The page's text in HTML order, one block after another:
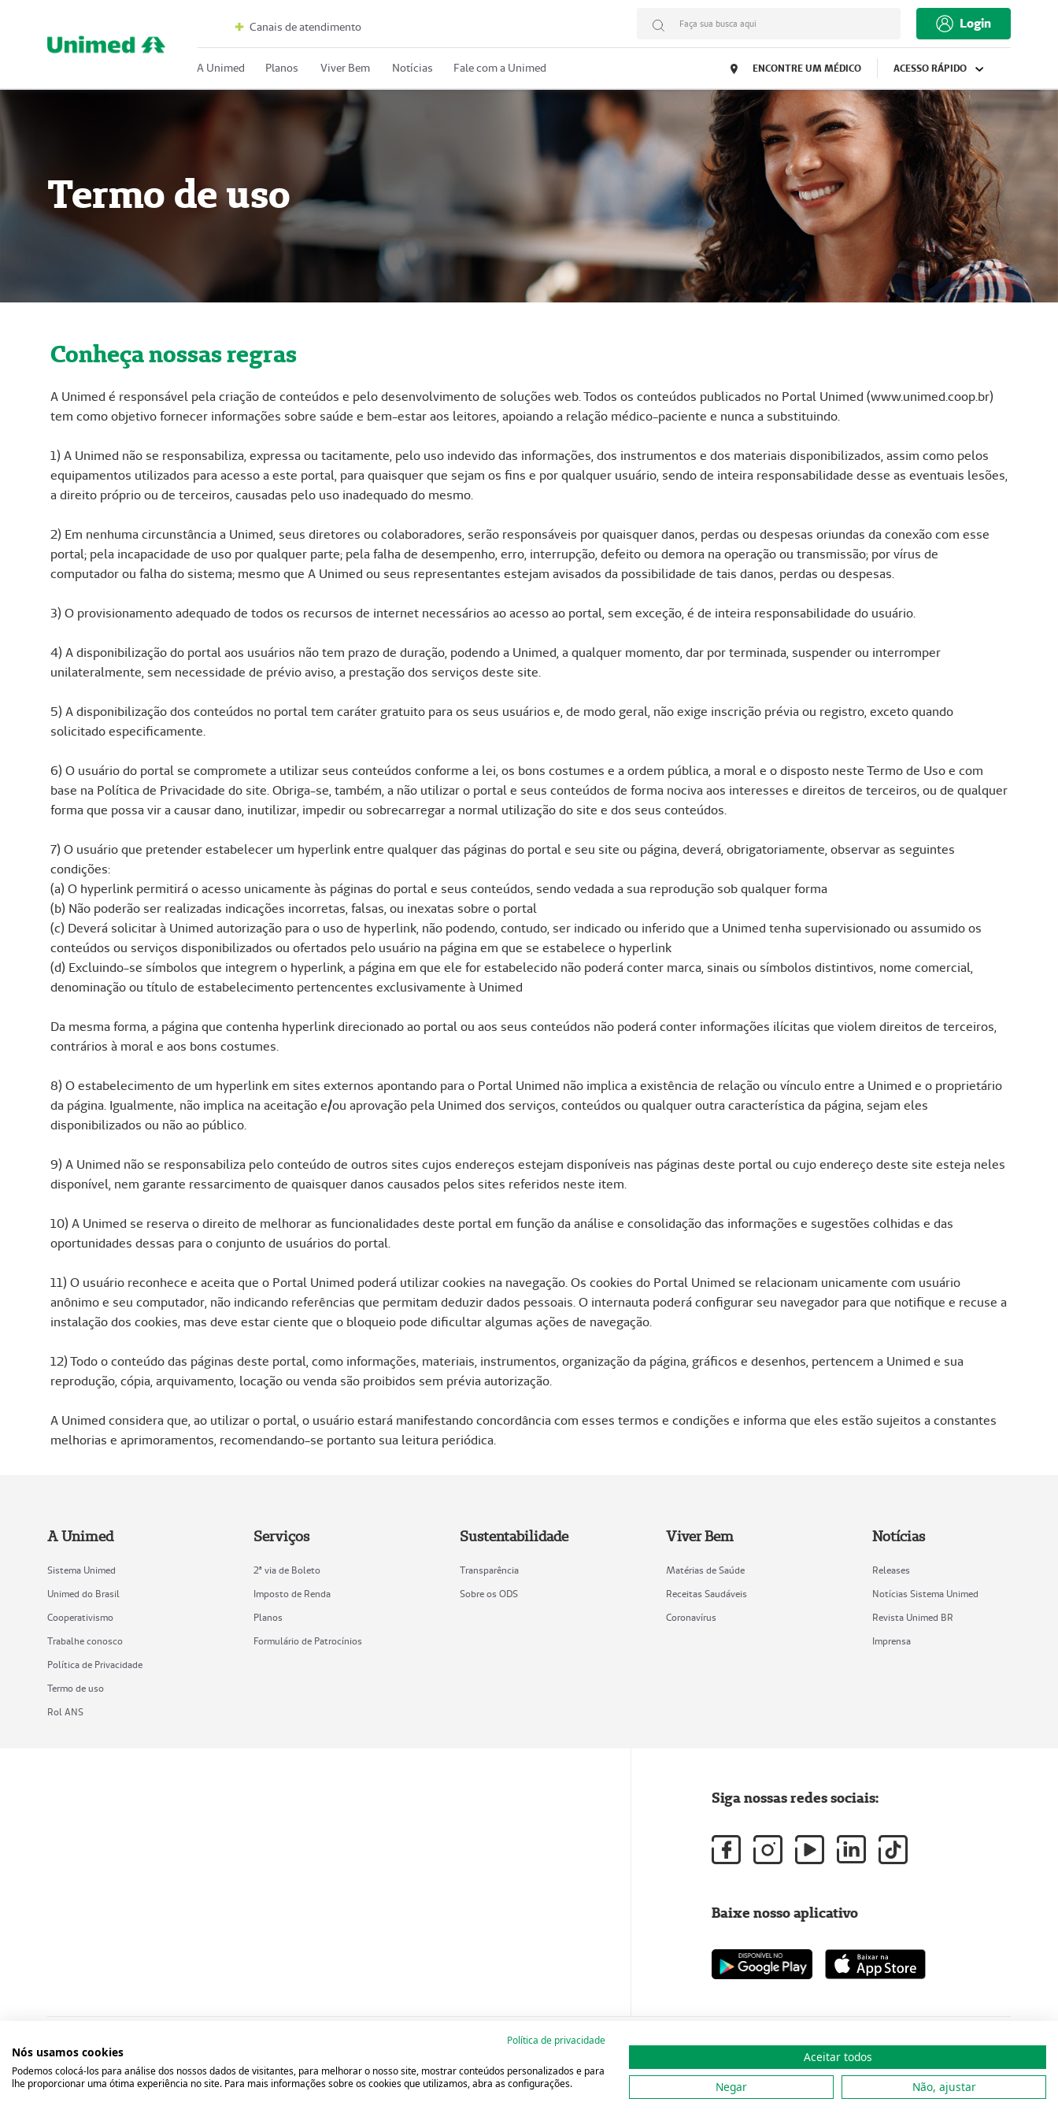
Canais de atendimento Faça sua busca aqui Login
A Unimed Planos Viver Bem Notícias Fale com a Unimed ENCONTRE UM MÉDICO ACESSO RÁPIDO
Termo de uso
Conheça nossas regras
A Unimed é responsável pela criação de conteúdos e pelo desenvolvimento de soluções web. Todos os conteúdos publicados no Portal Unimed (www.unimed.coop.br)
tem como objetivo fornecer informações sobre saúde e bem-estar aos leitores, apoiando a relação médico-paciente e nunca a substituindo.
1) A Unimed não se responsabiliza, expressa ou tacitamente, pelo uso indevido das informações, dos instrumentos e dos materiais disponibilizados, assim como pelos
equipamentos utilizados para acesso a este portal, para quaisquer que sejam os fins e por qualquer usuário, sendo de inteira responsabilidade desse as eventuais lesões,
a direito próprio ou de terceiros, causadas pelo uso inadequado do mesmo.
2) Em nenhuma circunstância a Unimed, seus diretores ou colaboradores, serão responsáveis por quaisquer danos, perdas ou despesas oriundas da conexão com esse
portal; pela incapacidade de uso por qualquer parte; pela falha de desempenho, erro, interrupção, defeito ou demora na operação ou transmissão; por vírus de
computador ou falha do sistema; mesmo que A Unimed ou seus representantes estejam avisados da possibilidade de tais danos, perdas ou despesas.
3) O provisionamento adequado de todos os recursos de internet necessários ao acesso ao portal, sem exceção, é de inteira responsabilidade do usuário.
4) A disponibilização do portal aos usuários não tem prazo de duração, podendo a Unimed, a qualquer momento, dar por terminada, suspender ou interromper
unilateralmente, sem necessidade de prévio aviso, a prestação dos serviços deste site.
5) A disponibilização dos conteúdos no portal tem caráter gratuito para os seus usuários e, de modo geral, não exige inscrição prévia ou registro, exceto quando
solicitado especificamente.
6) O usuário do portal se compromete a utilizar seus conteúdos conforme a lei, os bons costumes e a ordem pública, a moral e o disposto neste Termo de Uso e com
base na Política de Privacidade do site. Obriga-se, também, a não utilizar o portal e seus conteúdos de forma nociva aos interesses e direitos de terceiros, ou de qualquer
forma que possa vir a causar dano, inutilizar, impedir ou sobrecarregar a normal utilização do site e dos seus conteúdos.
7) O usuário que pretender estabelecer um hyperlink entre qualquer das páginas do portal e seu site ou página, deverá, obrigatoriamente, observar as seguintes
condições:
(a) O hyperlink permitirá o acesso unicamente às páginas do portal e seus conteúdos, sendo vedada a sua reprodução sob qualquer forma
(b) Não poderão ser realizadas indicações incorretas, falsas, ou inexatas sobre o portal
(c) Deverá solicitar à Unimed autorização para o uso de hyperlink, não podendo, contudo, ser indicado ou inferido que a Unimed tenha supervisionado ou assumido os
conteúdos ou serviços disponibilizados ou ofertados pelo usuário na página em que se estabelece o hyperlink
(d) Excluindo-se símbolos que integrem o hyperlink, a página em que ele for estabelecido não poderá conter marca, sinais ou símbolos distintivos, nome comercial,
denominação ou título de estabelecimento pertencentes exclusivamente à Unimed
Da mesma forma, a página que contenha hyperlink direcionado ao portal ou aos seus conteúdos não poderá conter informações ilícitas que violem direitos de terceiros,
contrários à moral e aos bons costumes.
8) O estabelecimento de um hyperlink em sites externos apontando para o Portal Unimed não implica a existência de relação ou vínculo entre a Unimed e o proprietário
da página. Igualmente, não implica na aceitação e/ou aprovação pela Unimed dos serviços, conteúdos ou qualquer outra característica da página, sejam eles
disponibilizados ou não ao público.
9) A Unimed não se responsabiliza pelo conteúdo de outros sites cujos endereços estejam disponíveis nas páginas deste portal ou cujo endereço deste site esteja neles
disponível, nem garante ressarcimento de quaisquer danos causados pelos sites referidos neste item.
10) A Unimed se reserva o direito de melhorar as funcionalidades deste portal em função da análise e consolidação das informações e sugestões colhidas e das
oportunidades dessas para o conjunto de usuários do portal.
11) O usuário reconhece e aceita que o Portal Unimed poderá utilizar cookies na navegação. Os cookies do Portal Unimed se relacionam unicamente com usuário
anônimo e seu computador, não indicando referências que permitam deduzir dados pessoais. O internauta poderá configurar seu navegador para que notifique e recuse a
instalação dos cookies, mas deve estar ciente que o bloqueio pode dificultar algumas ações de navegação.
12) Todo o conteúdo das páginas deste portal, como informações, materiais, instrumentos, organização da página, gráficos e desenhos, pertencem a Unimed e sua
reprodução, cópia, arquivamento, locação ou venda são proibidos sem prévia autorização.
A Unimed considera que, ao utilizar o portal, o usuário estará manifestando concordância com esses termos e condições e informa que eles estão sujeitos a constantes
melhorias e aprimoramentos, recomendando-se portanto sua leitura periódica.
A Unimed
Sistema Unimed
Unimed do Brasil
Cooperativismo
Trabalhe conosco
Política de Privacidade
Termo de uso
Rol ANS
Serviços
2ª via de Boleto
Imposto de Renda
Planos
Formulário de Patrocínios
Sustentabilidade
Transparência
Sobre os ODS
Viver Bem
Matérias de Saúde
Receitas Saudáveis
Coronavírus
Notícias
Releases
Notícias Sistema Unimed
Revista Unimed BR
Imprensa
Siga nossas redes sociais:
Baixe nosso aplicativo
Copyright 2001 - 2026 Unimed do Brasil - Todos os direitos reservados
Política de privacidade
Nós usamos cookies
Podemos colocá-los para análise dos nossos dados de visitantes, para melhorar o nosso site, mostrar conteúdos personalizados e para
lhe proporcionar uma ótima experiência no site. Para mais informações sobre os cookies que utilizamos, abra as configurações.
Aceitar todos
Negar
Não, ajustar